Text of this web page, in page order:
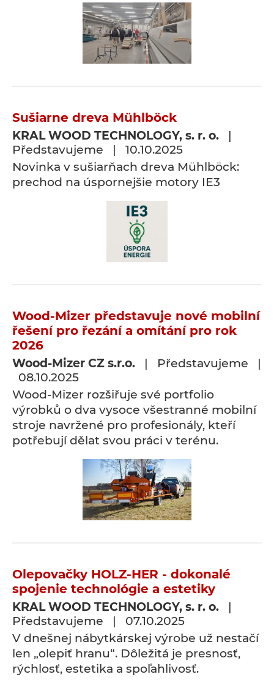
Sušiarne dreva Mühlböck
KRAL WOOD TECHNOLOGY, s. r. o. |
Představujeme | 10.10.2025
Novinka v sušiarňach dreva Mühlböck:
prechod na úspornejšie motory IE3
Wood-Mizer představuje nové mobilní
řešení pro řezání a omítání pro rok
2026
Wood-Mizer CZ s.r.o. | Představujeme |
08.10.2025
Wood-Mizer rozšiřuje své portfolio
výrobků o dva vysoce všestranné mobilní
stroje navržené pro profesionály, kteří
potřebují dělat svou práci v terénu.
Olepovačky HOLZ-HER - dokonalé
spojenie technológie a estetiky
KRAL WOOD TECHNOLOGY, s. r. o. |
Představujeme | 07.10.2025
V dnešnej nábytkárskej výrobe už nestačí
len „olepiť hranu“. Dôležitá je presnosť,
rýchlosť, estetika a spoľahlivosť.